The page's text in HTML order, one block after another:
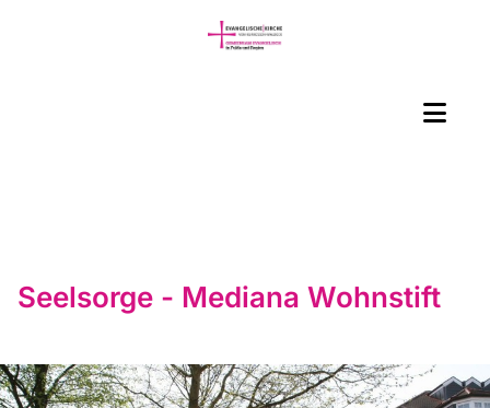
Seelsorge - Mediana Wohnstift